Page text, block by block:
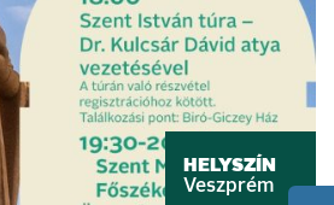
HELYSZÍN
Veszprém